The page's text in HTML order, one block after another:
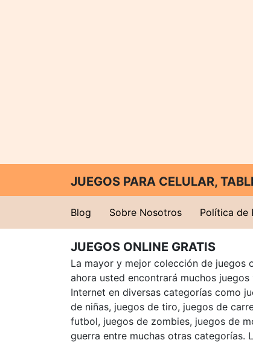
JUEGOS PARA CELULAR,
Blog Sobre Nosotros Política de
JUEGOS ONLINE GRATIS
La mayor y mejor colección de juegos
ahora usted encontrará muchos
Internet en diversas categorías como
de niñas, juegos de tiro, juegos de
futbol, juegos de zombies, juegos de
guerra entre muchas otras categorías.